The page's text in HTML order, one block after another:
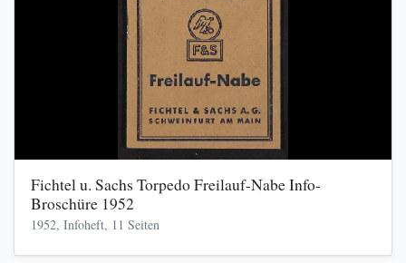
Fichtel u. Sachs Torpedo Freilauf-Nabe Info-
Broschüre 1952
1952, Infoheft, 11 Seiten